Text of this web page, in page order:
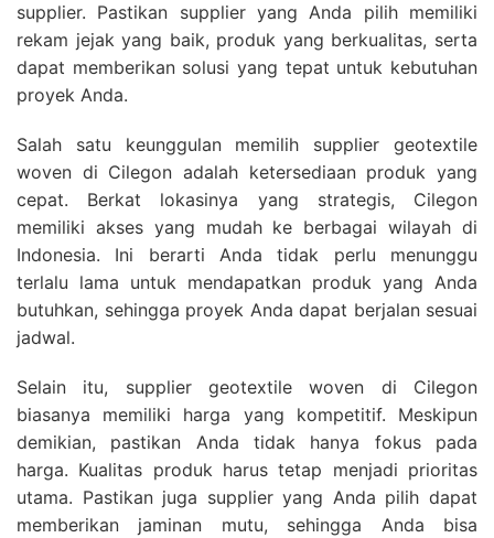
supplier. Pastikan supplier yang Anda pilih memiliki
rekam jejak yang baik, produk yang berkualitas, serta
dapat memberikan solusi yang tepat untuk kebutuhan
proyek Anda.
Salah satu keunggulan memilih supplier geotextile
woven di Cilegon adalah ketersediaan produk yang
cepat. Berkat lokasinya yang strategis, Cilegon
memiliki akses yang mudah ke berbagai wilayah di
Indonesia. Ini berarti Anda tidak perlu menunggu
terlalu lama untuk mendapatkan produk yang Anda
butuhkan, sehingga proyek Anda dapat berjalan sesuai
jadwal.
Selain itu, supplier geotextile woven di Cilegon
biasanya memiliki harga yang kompetitif. Meskipun
demikian, pastikan Anda tidak hanya fokus pada
harga. Kualitas produk harus tetap menjadi prioritas
utama. Pastikan juga supplier yang Anda pilih dapat
memberikan jaminan mutu, sehingga Anda bisa